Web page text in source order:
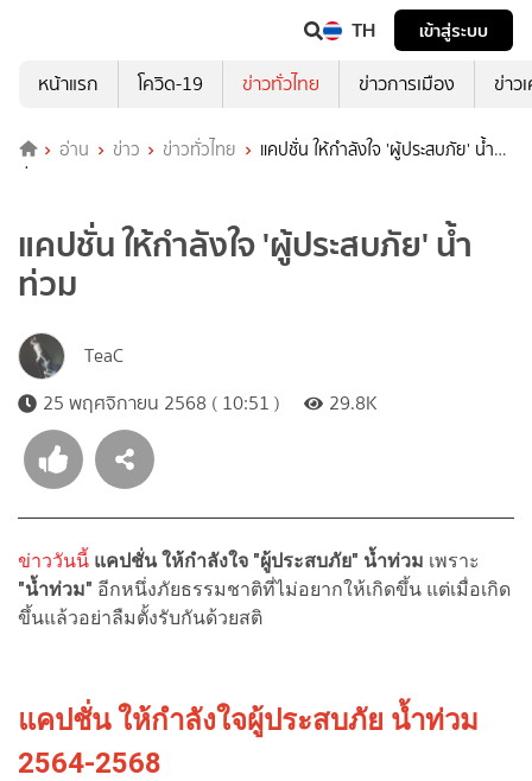
TH
เข้าสู่ระบบ
หน้าแรก
โควิด-19 ข่าวทั่วไทย ข่าวการเมือง ข่าว
อ่าน ข่าว ข่าวทั่วไทย
แคปชั่น ให้กำลังใจ 'ผู้ประสบภัย' น้ำ
ท่วม
แคปชั่น ให้กำลังใจ 'ผู้ประสบภัย' น้ำ
ท่วม
TeaC
25 พฤศจิกายน 2568 ( 10:51 )
29.8K
ข่าววันนี้ แคปชั่น ให้กำลังใจ "ผู้ประสบภัย" น้ำท่วม เพราะ
"น้ำท่วม" อีกหนึ่งภัยธรรมชาติที่ไม่อยากให้เกิดขึ้น แต่เมื่อเกิด
ขึ้นแล้วอย่าลืมตั้งรับกันด้วยสติ
แคปชั่น ให้กำลังใจผู้ประสบภัย น้ำท่วม
2564-2568